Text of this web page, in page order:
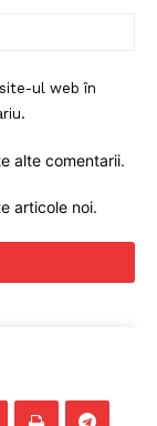
ul web în
alte comentarii.
articole noi.